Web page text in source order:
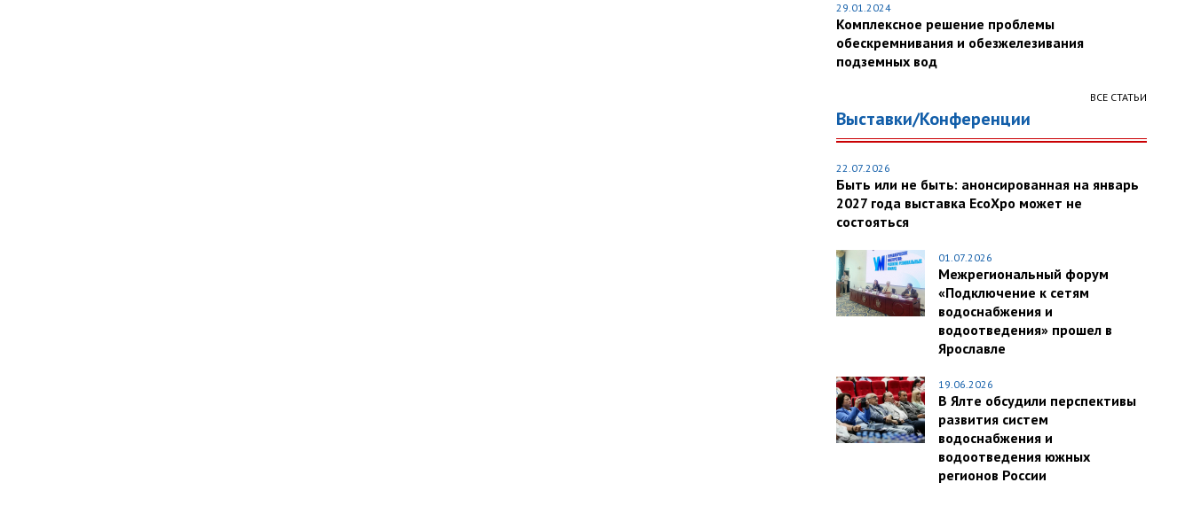
29.01.2024
Комплексное решение проблемы
обескремнивания и обезжелезивания
подземных вод
ВСЕ СТАТЬИ
Выставки/Конференции
22.07.2026
Быть или не быть: анонсированная на январь
2027 года выставка EcoXpo может не
состояться
01.07.2026
Межрегиональный форум
«Подключение к сетям
водоснабжения и
водоотведения» прошел в
Ярославле
19.06.2026
В Ялте обсудили перспективы
развития систем
водоснабжения и
водоотведения южных
регионов России